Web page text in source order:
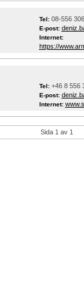
Tel: 08-556
E-post:
Internet:
https://
Tel: +46 8 556
E-post:
Internet:
Sida 1 av 1